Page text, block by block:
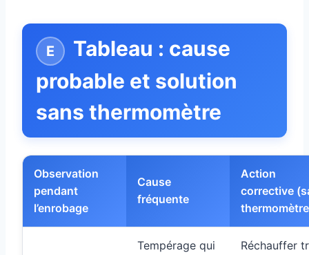
Tableau : cause
probable et solution
sans thermomètre
Observation
pendant
l’enrobage
Cause
fréquente
Action
corrective
Tempérage qui
Réchauffer